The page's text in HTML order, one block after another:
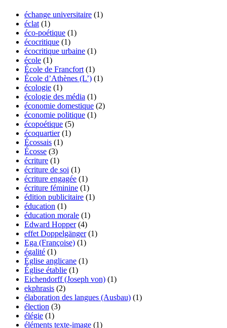
échange universitaire (1)
éclat (1)
éco-poétique (1)
écocritique (1)
écocritique urbaine (1)
école (1)
École de Francfort (1)
École d’Athènes (L’) (1)
écologie (1)
écologie des média (1)
économie domestique (2)
économie politique (1)
écopoétique (5)
écoquartier (1)
Écossais (1)
Écosse (3)
écriture (1)
écriture de soi (1)
écriture engagée (1)
écriture féminine (1)
édition publicitaire (1)
éducation (1)
éducation morale (1)
Edward Hopper (4)
effet Doppelgänger (1)
Ega (Françoise) (1)
égalité (1)
Église anglicane (1)
Église établie (1)
Eichendorff (Joseph von) (1)
ekphrasis (2)
élaboration des langues (Ausbau) (1)
élection (3)
élégie (1)
éléments texte-image (1)